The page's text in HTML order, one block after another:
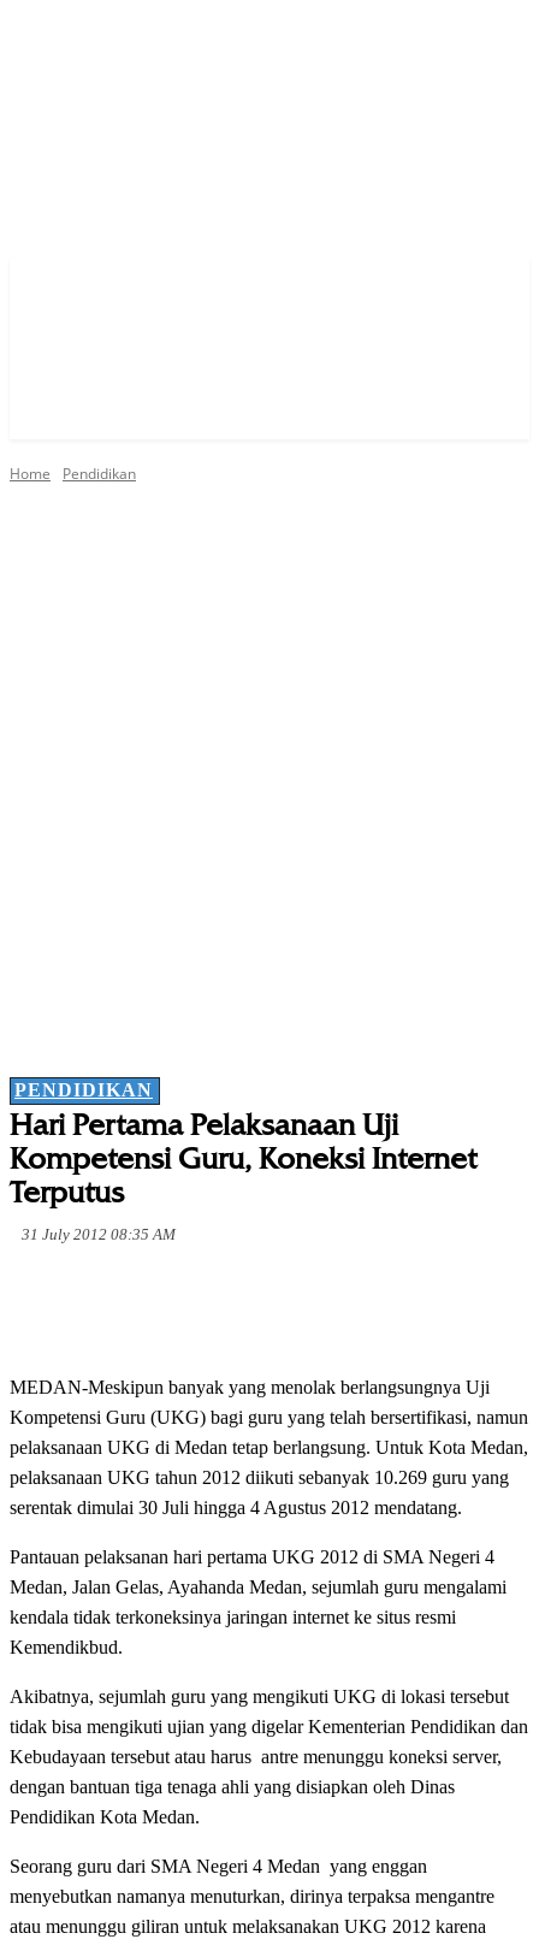
Home Pendidikan
PENDIDIKAN
Hari Pertama Pelaksanaan Uji
Kompetensi Guru, Koneksi Internet
Terputus
31 July 2012 08:35 AM
MEDAN-Meskipun banyak yang menolak berlangsungnya Uji
Kompetensi Guru (UKG) bagi guru yang telah bersertifikasi, namun
pelaksanaan UKG di Medan tetap berlangsung. Untuk Kota Medan,
pelaksanaan UKG tahun 2012 diikuti sebanyak 10.269 guru yang
serentak dimulai 30 Juli hingga 4 Agustus 2012 mendatang.
Pantauan pelaksanan hari pertama UKG 2012 di SMA Negeri 4
Medan, Jalan Gelas, Ayahanda Medan, sejumlah guru mengalami
kendala tidak terkoneksinya jaringan internet ke situs resmi
Kemendikbud.
Akibatnya, sejumlah guru yang mengikuti UKG di lokasi tersebut
tidak bisa mengikuti ujian yang digelar Kementerian Pendidikan dan
Kebudayaan tersebut atau harus antre menunggu koneksi server,
dengan bantuan tiga tenaga ahli yang disiapkan oleh Dinas
Pendidikan Kota Medan.
Seorang guru dari SMA Negeri 4 Medan yang enggan
menyebutkan namanya menuturkan, dirinya terpaksa mengantre
atau menunggu giliran untuk melaksanakan UKG 2012 karena